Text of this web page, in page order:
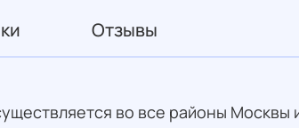
Отзывы
во все районы Москвы